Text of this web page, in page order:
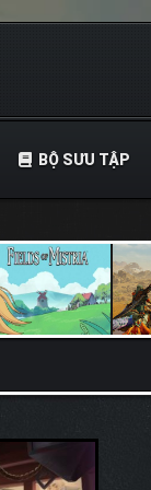
BỘ SƯU TẬP